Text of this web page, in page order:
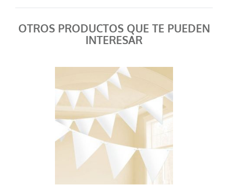
OTROS PRODUCTOS QUE TE PUEDEN
INTERESAR